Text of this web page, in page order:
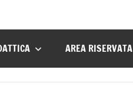
AREA RISERVATA